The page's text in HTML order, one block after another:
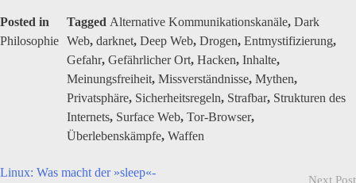
Posted in
Philosophie
Tagged Alternative Kommunikationskanäle, Dark
Web, darknet, Deep Web, Drogen, Entmystifizierung,
Gefahr, Gefährlicher Ort, Hacken, Inhalte,
Meinungsfreiheit, Missverständnisse, Mythen,
Privatsphäre, Sicherheitsregeln, Strafbar, Strukturen des
Internets, Surface Web, Tor-Browser,
Überlebenskämpfe, Waffen
Linux: Was macht der »sleep«-
Next Post